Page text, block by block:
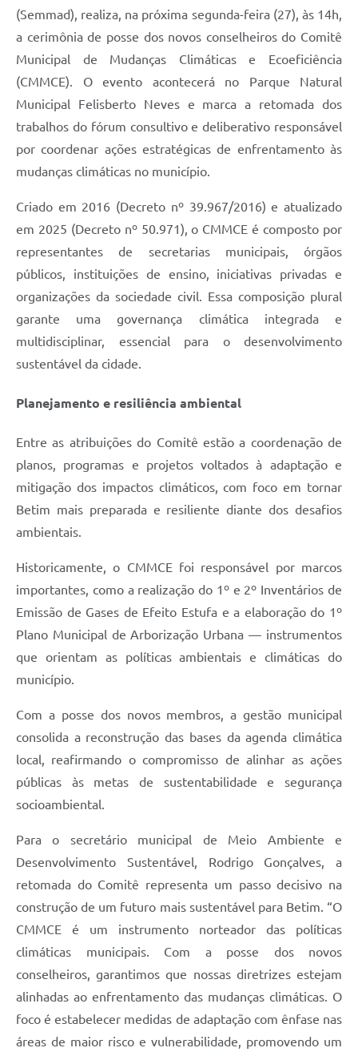
(Semmad), realiza, na próxima segunda-feira (27), às 14h,
a cerimônia de posse dos novos conselheiros do Comitê
Municipal de Mudanças Climáticas e Ecoeficiência
(CMMCE). O evento acontecerá no Parque Natural
Municipal Felisberto Neves e marca a retomada dos
trabalhos do fórum consultivo e deliberativo responsável
por coordenar ações estratégicas de enfrentamento às
mudanças climáticas no município.
Criado em 2016 (Decreto nº 39.967/2016) e atualizado
em 2025 (Decreto nº 50.971), o CMMCE é composto por
representantes de secretarias municipais, órgãos
públicos, instituições de ensino, iniciativas privadas e
organizações da sociedade civil. Essa composição plural
garante uma governança climática integrada e
multidisciplinar, essencial para o desenvolvimento
sustentável da cidade.
Planejamento e resiliência ambiental
Entre as atribuições do Comitê estão a coordenação de
planos, programas e projetos voltados à adaptação e
mitigação dos impactos climáticos, com foco em tornar
Betim mais preparada e resiliente diante dos desafios
ambientais.
Historicamente, o CMMCE foi responsável por marcos
importantes, como a realização do 1º e 2º Inventários de
Emissão de Gases de Efeito Estufa e a elaboração do 1º
Plano Municipal de Arborização Urbana — instrumentos
que orientam as políticas ambientais e climáticas do
município.
Com a posse dos novos membros, a gestão municipal
consolida a reconstrução das bases da agenda climática
local, reafirmando o compromisso de alinhar as ações
públicas às metas de sustentabilidade e segurança
socioambiental.
Para o secretário municipal de Meio Ambiente e
Desenvolvimento Sustentável, Rodrigo Gonçalves, a
retomada do Comitê representa um passo decisivo na
construção de um futuro mais sustentável para Betim. “O
CMMCE é um instrumento norteador das políticas
climáticas municipais. Com a posse dos novos
conselheiros, garantimos que nossas diretrizes estejam
alinhadas ao enfrentamento das mudanças climáticas. O
foco é estabelecer medidas de adaptação com ênfase nas
áreas de maior risco e vulnerabilidade, promovendo um